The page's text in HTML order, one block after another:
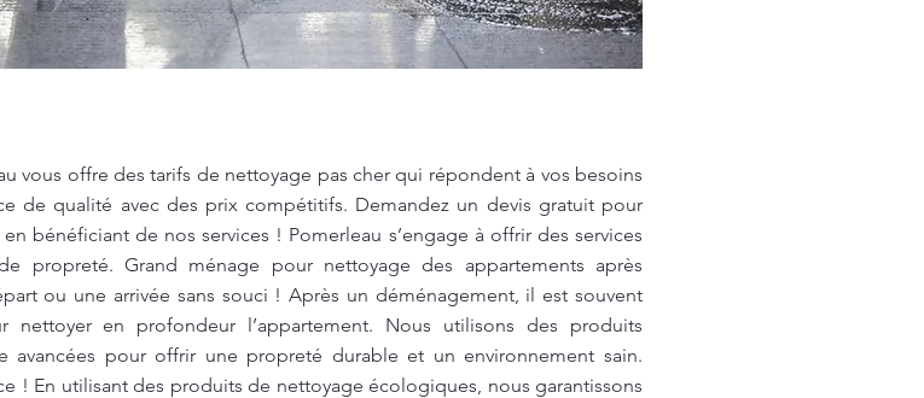
vous offre des tarifs de nettoyage pas cher qui répondent à vos besoins
de qualité avec des prix compétitifs. Demandez un devis gratuit pour
bénéficiant de nos services ! Pomerleau s’engage à offrir des services
propreté. Grand ménage pour nettoyage des appartements après
ou une arrivée sans souci ! Après un déménagement, il est souvent
en profondeur l’appartement. Nous utilisons des produits
pour offrir une propreté durable et un environnement sain.
! En utilisant des produits de nettoyage écologiques, nous garantissons